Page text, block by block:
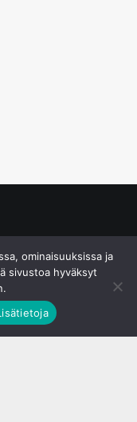
ominaisuuksissa ja
sivustoa hyväksyt